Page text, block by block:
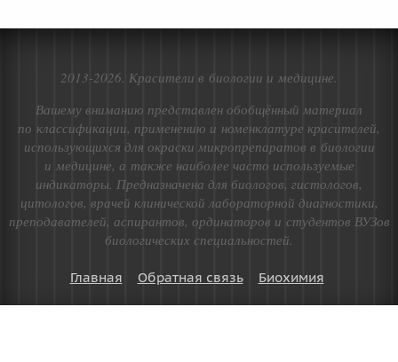
2013-2026. Красители в биологии и медицине.
Вашему вниманию представлен обобщённый материал
по классификации, применению и номенклатуре красителей,
использующихся для окраски микропрепаратов в биологии
и медицине, а также наиболее часто используемые
индикаторы. Предназначена для биологов, гистологов,
цитологов, врачей клинической лабораторной диагностики,
преподавателей, аспирантов, ординаторов и студентов ВУЗов
биологических специальностей.
Главная Обратная связь Биохимия